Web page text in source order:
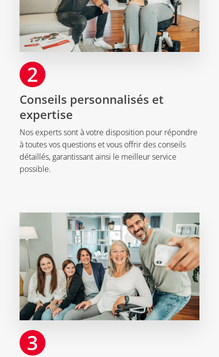
2
Conseils personnalisés et
expertise
Nos experts sont à votre disposition pour répondre
à toutes vos questions et vous offrir des conseils
détaillés, garantissant ainsi le meilleur service
possible.
3